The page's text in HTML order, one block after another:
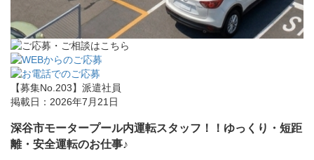
【募集No.203】 派遣社員
掲載日：2026年7月21日
深谷市モータープール内運転スタッフ！！ゆっくり・短距
離・安全運転のお仕事♪